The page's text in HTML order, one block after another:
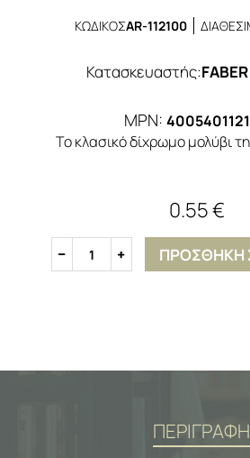
ΚΩΔΙΚΟΣAR-112100
Κατασκευαστής:
MPN:
Το κλασικό δίχρωμο μολύβι
0.55 €
1 ΠΡΟΣΘΗΚΗ
ΠΕΡΙΓΡΑΦΗ